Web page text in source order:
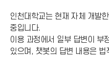
인천대학교는 현재 자체 개발
중입니다.
이용 과정에서 일부 답변이 부
있으며, 챗봇의 답변 내용은